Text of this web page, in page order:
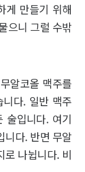
게 만들기 위해
으니 그럴 수밖
알코올 맥주를
다. 일반 맥주
술입니다. 여기
니다. 반면 무알
로 나뉩니다. 비